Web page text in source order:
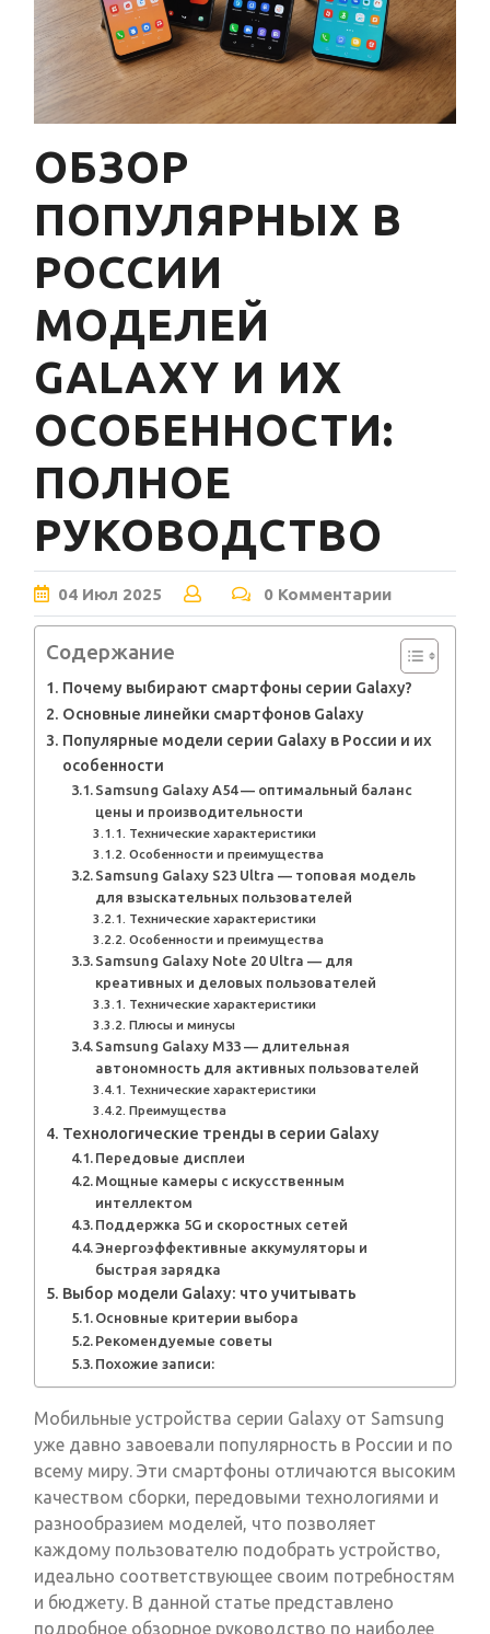
ОБЗОР
ПОПУЛЯРНЫХ В
РОССИИ
МОДЕЛЕЙ
GALAXY И ИХ
ОСОБЕННОСТИ:
ПОЛНОЕ
РУКОВОДСТВО
04 Июл 2025 0 Комментарии
Содержание
Почему выбирают смартфоны серии Galaxy?
Основные линейки смартфонов Galaxy
Популярные модели серии Galaxy в России и их
особенности
Samsung Galaxy A54 — оптимальный баланс
цены и производительности
Технические характеристики
Особенности и преимущества
Samsung Galaxy S23 Ultra — топовая модель
для взыскательных пользователей
Технические характеристики
Особенности и преимущества
Samsung Galaxy Note 20 Ultra — для
креативных и деловых пользователей
Технические характеристики
Плюсы и минусы
Samsung Galaxy M33 — длительная
автономность для активных пользователей
Технические характеристики
Преимущества
Технологические тренды в серии Galaxy
Передовые дисплеи
Мощные камеры с искусственным
интеллектом
Поддержка 5G и скоростных сетей
Энергоэффективные аккумуляторы и
быстрая зарядка
Выбор модели Galaxy: что учитывать
Основные критерии выбора
Рекомендуемые советы
Похожие записи:
Мобильные устройства серии Galaxy от Samsung
уже давно завоевали популярность в России и по
всему миру. Эти смартфоны отличаются высоким
качеством сборки, передовыми технологиями и
разнообразием моделей, что позволяет
каждому пользователю подобрать устройство,
идеально соответствующее своим потребностям
и бюджету. В данной статье представлено
подробное обзорное руководство по наиболее